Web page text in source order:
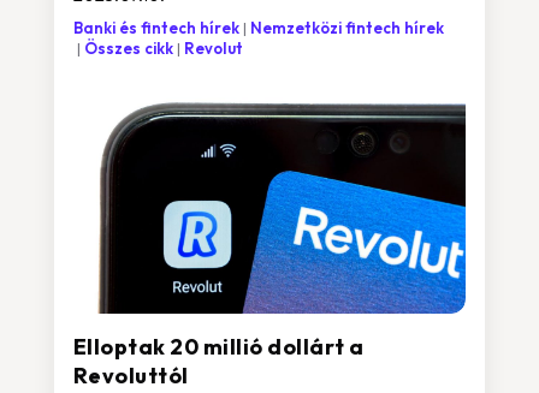
Elloptak 20 millió dollárt a
Revoluttól
Banki és fintech hírek
Nemzetközi fintech hírek
Összes cikk
Revolut